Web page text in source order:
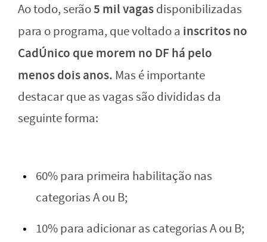
Ao todo, serão5 mil vagasdisponibilizadas
para o programa, que voltado a inscritos no
CadÚnico que morem no DF há pelo
menos dois anos. Mas é importante
destacar que as vagas são divididas da
seguinte forma:
60% para primeira habilitação nas
categorias A ou B;
10% para adicionar as categorias A ou B;